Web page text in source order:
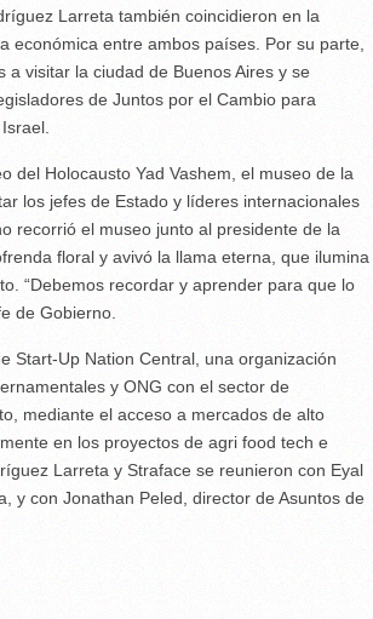
Larreta también coincidieron en la
económica entre ambos países. Por su parte,
visitar la ciudad de Buenos Aires y se
de Juntos por el Cambio para
del Holocausto Yad Vashem, el museo de la
los jefes de Estado y líderes internacionales
recorrió el museo junto al presidente de la
floral y avivó la llama eterna, que ilumina
“Debemos recordar y aprender para que lo
de Gobierno.
Start-Up Nation Central, una organización
y ONG con el sector de
mediante el acceso a mercados de alto
en los proyectos de agri food tech e
Larreta y Straface se reunieron con Eyal
y con Jonathan Peled, director de Asuntos de